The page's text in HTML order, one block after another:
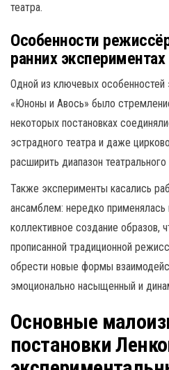
театра.
Особенности
ранних экспериментах
Одной из ключевых
«Юноны и Авось» было
некоторых постановках
эстрадного театра и даже
расширить диапазон театрального
Также эксперименты касались
ансамблем: нередко применялась
коллективное создание образов,
прописанной традиционной
обрести новые формы
эмоционально насыщенный и
Основные
постановки